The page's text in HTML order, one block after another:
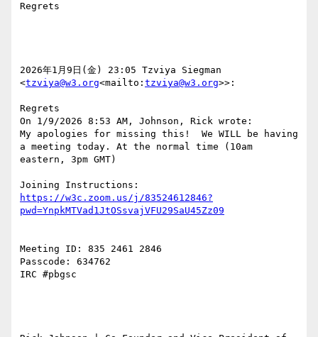
Regrets
2026年1月9日(金) 23:05 Tzviya Siegman
<tzviya@w3.org<mailto: tzviya@w3.org>>:
Regrets
On 1/9/2026 8:53 AM, Johnson, Rick wrote:
My apologies for missing this!  We WILL be having
a meeting today. At the normal time (10am
eastern, 3pm GMT)
https://w3c.zoom.us/j/83524612846?
Meeting ID: 835 2461 2846
Passcode: 634762
IRC #pbgsc